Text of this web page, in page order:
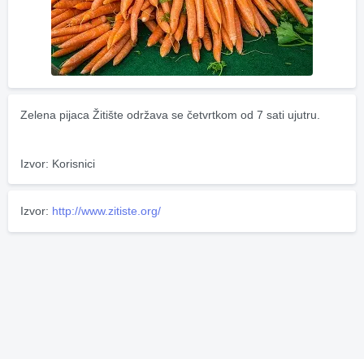
Zelena pijaca Žitište održava se četvrtkom od 7 sati ujutru.
Izvor: Korisnici
Izvor: http://www.zitiste.org/